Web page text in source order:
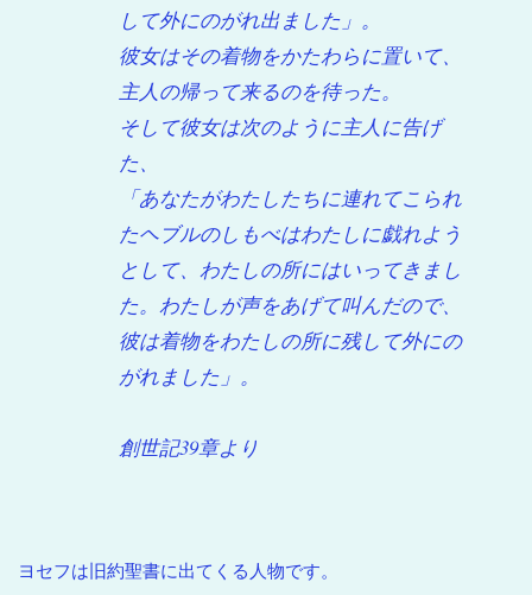
して外にのがれ出ました」。
彼女はその着物をかたわらに置いて、
主人の帰って来るのを待った。
そして彼女は次のように主人に告げ
た、
「あなたがわたしたちに連れてこられ
たヘブルのしもべはわたしに戯れよう
として、わたしの所にはいってきまし
た。 わたしが声をあげて叫んだので、
彼は着物をわたしの所に残して外にの
がれました」。
創世記39章より
ヨセフは旧約聖書に出てくる人物です。